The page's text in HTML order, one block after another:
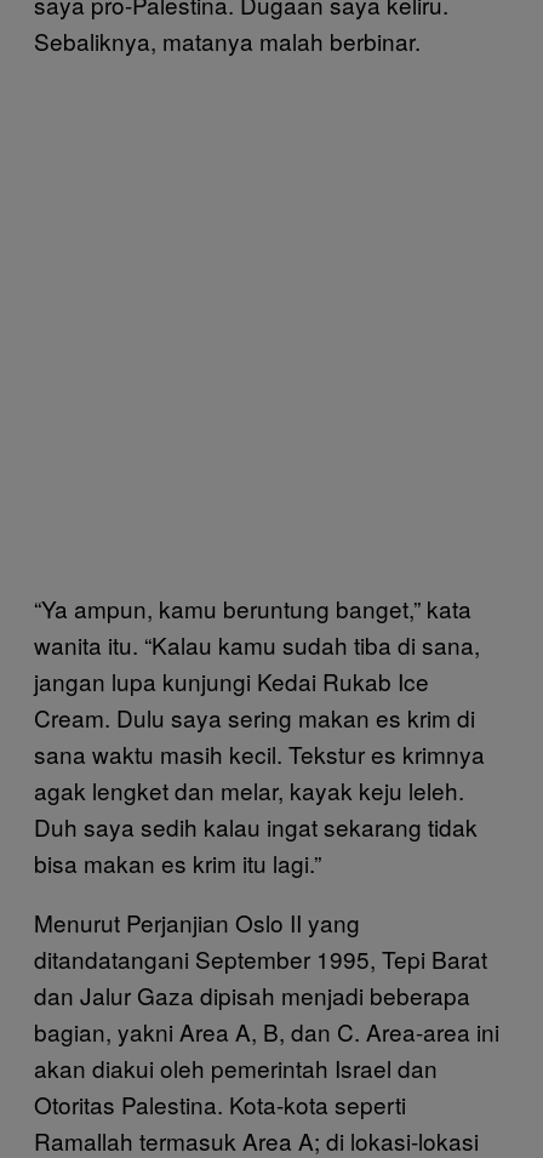
Sebaliknya, matanya malah berbinar.
“Ya ampun, kamu beruntung banget,” kata
wanita itu. “Kalau kamu sudah tiba di sana,
jangan lupa kunjungi Kedai Rukab Ice
Cream. Dulu saya sering makan es krim di
sana waktu masih kecil. Tekstur es krimnya
agak lengket dan melar, kayak keju leleh.
Duh saya sedih kalau ingat sekarang tidak
bisa makan es krim itu lagi.”
Menurut Perjanjian Oslo II yang
ditandatangani September 1995, Tepi Barat
dan Jalur Gaza dipisah menjadi beberapa
bagian, yakni Area A, B, dan C. Area-area ini
akan diakui oleh pemerintah Israel dan
Otoritas Palestina. Kota-kota seperti
Ramallah termasuk Area A; di lokasi-lokasi